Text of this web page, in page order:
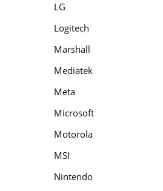
LG
Logitech
Marshall
Mediatek
Meta
Microsoft
Motorola
MSI
Nintendo